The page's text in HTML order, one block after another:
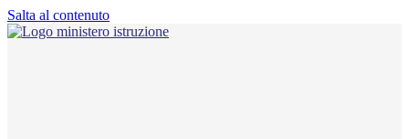
Salta al contenuto